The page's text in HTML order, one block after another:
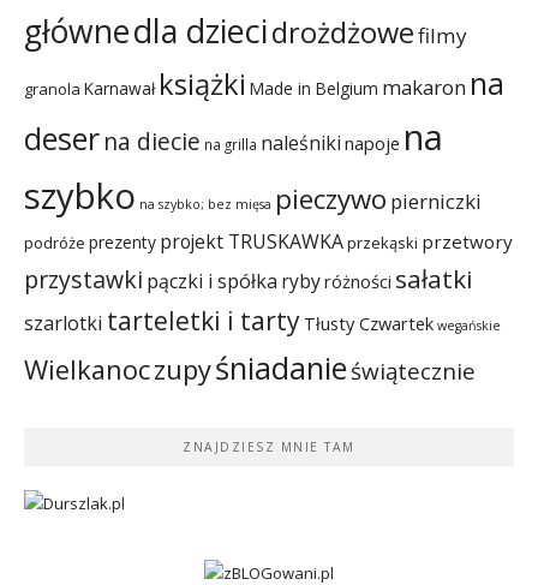
głównedla dziecidrożdżowefilmy
granola Karnawał książki Made in Belgium makaron na
deserna diecie na grilla naleśniki napoje na
szybko na szybko; bez mięsa pieczywo pierniczki
podróże prezenty projekt TRUSKAWKAprzekąski przetwory
przystawki pączki i spółka rybyróżności sałatki
szarlotki tarteletki i tarty Tłusty Czwartek wegańskie
Wielkanoczupyśniadanieświątecznie
ZNAJDZIESZ MNIE TAM